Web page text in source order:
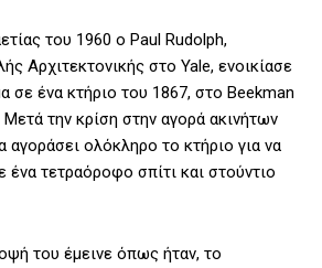
του 1960 ο Paul Rudolph,
Αρχιτεκτονικής στο Yale, ενοικίασε
σε ένα κτήριο του 1867, στο Beekman
την κρίση στην αγορά ακινήτων
αγοράσει ολόκληρο το κτήριο για να
τετραόροφο σπίτι και στούντιο
του έμεινε όπως ήταν, το